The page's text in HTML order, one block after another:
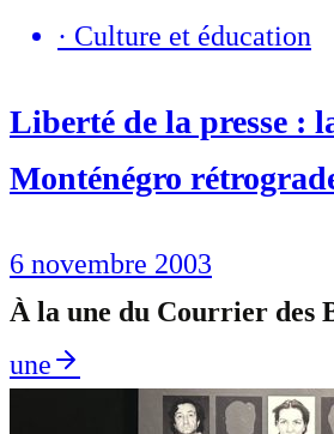
· Culture et éducation
Liberté de la presse :
Monténégro
6 novembre 2003
À la une du Courrier des
une